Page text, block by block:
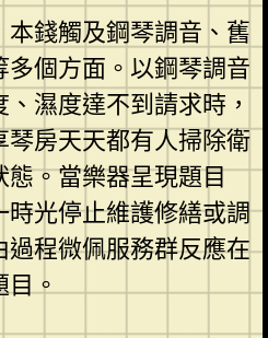
本錢觸及鋼琴調音、舊
個方面。以鋼琴調音
濕度達不到請求時，
房天天都有人掃除衛
。當樂器呈現題目
光停止維護修繕或調
程微佩服務群反應在
目。